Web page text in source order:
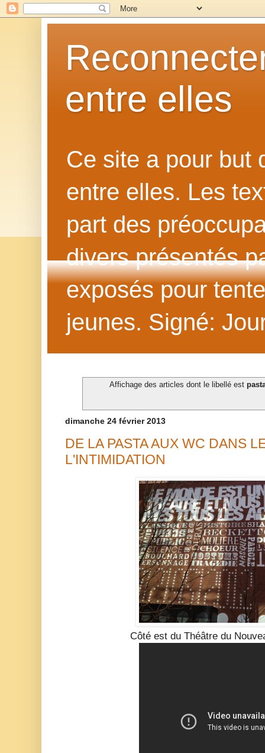
entre elles
Ce site a pour but
entre elles. Les
part des
divers présentés
exposés pour
jeunes. Signé:
Affichage des articles dont le libellé est
dimanche 24 février 2013
DE LA PASTA AUX WC DANS
L'INTIMIDATION
Côté est du Théâtre du